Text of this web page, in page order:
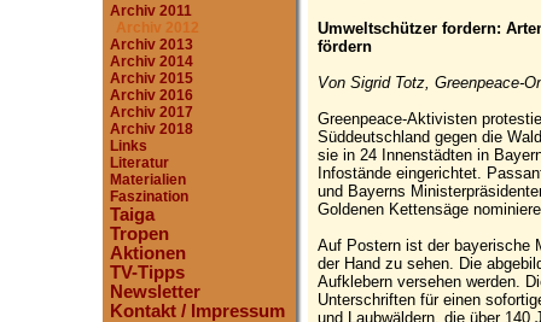
Archiv 2011
Archiv 2012
Archiv 2013
Archiv 2014
Archiv 2015
Archiv 2016
Archiv 2017
Archiv 2018
Links
Literatur
Materialien
Faszination
Taiga
Tropen
Aktionen
TV-Tipps
Newsletter
Kontakt / Impressum
Umweltschützer fordern:
fördern
Von Sigrid Totz, Greenpeace-
Greenpeace-Aktivisten
Süddeutschland gegen die
sie in 24 Innenstädten in
Infostände eingerichtet.
und Bayerns
Goldenen Kettensäge
Auf Postern ist der bayerische
der Hand zu sehen. Die
Aufklebern versehen werden.
Unterschriften für einen
und Laubwäldern, die über 140